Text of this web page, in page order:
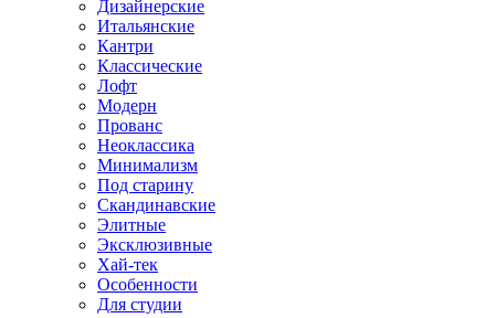
Дизайнерские
Итальянские
Кантри
Классические
Лофт
Модерн
Прованс
Неоклассика
Минимализм
Под старину
Скандинавские
Элитные
Эксклюзивные
Хай-тек
Особенности
Для студии